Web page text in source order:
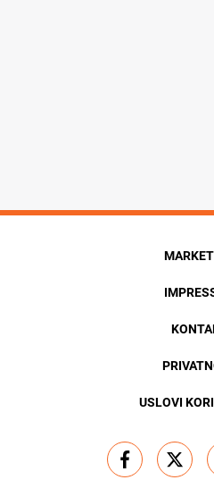
USLOVI